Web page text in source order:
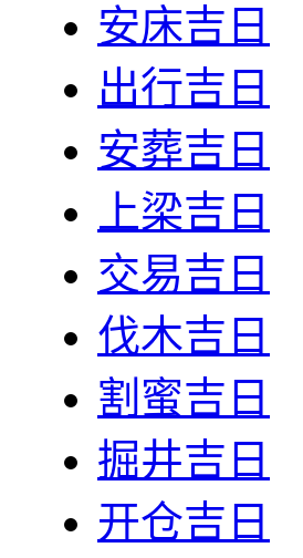
安床吉日
出行吉日
安葬吉日
上梁吉日
交易吉日
伐木吉日
割蜜吉日
掘井吉日
开仓吉日